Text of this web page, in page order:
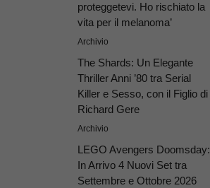
proteggetevi. Ho rischiato la
vita per il melanoma’
Archivio
The Shards: Un Elegante
Thriller Anni ’80 tra Serial
Killer e Sesso, con il Figlio di
Richard Gere
Archivio
LEGO Avengers Doomsday:
In Arrivo 4 Nuovi Set tra
Settembre e Ottobre 2026